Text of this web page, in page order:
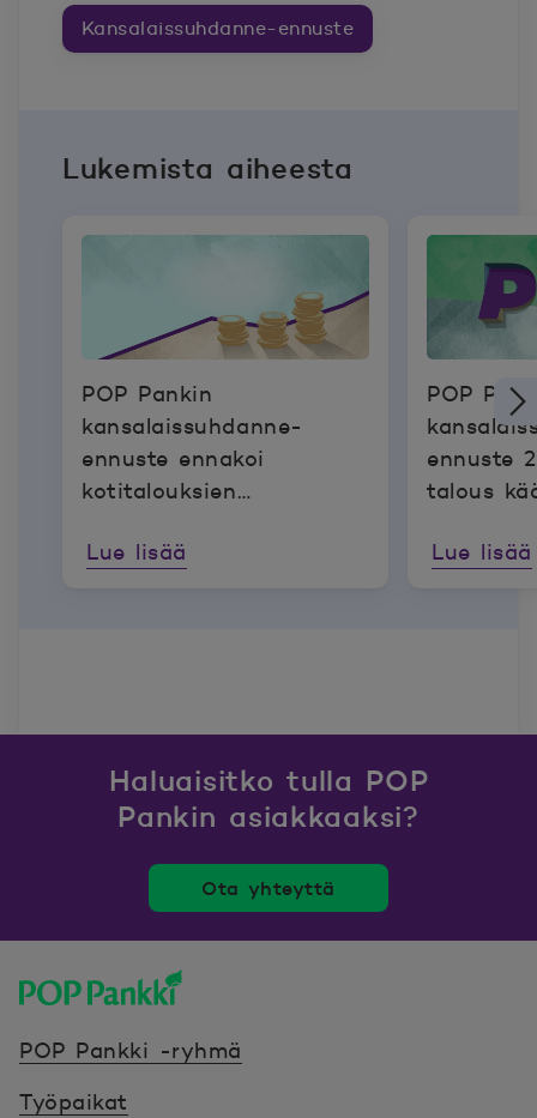
Kansalaissuhdanne-ennuste
Lukemista aiheesta
POP Pankin
kansalaissuhdanne-
ennuste ennakoi
kotitalouksien
kulutusmahdollisuuksien
Lue lisää
POP
ennuste
talous
Lue lisää
Haluaisitko tulla POP
Pankin asiakkaaksi?
Ota yhteyttä
POP Pankki -ryhmä
Työpaikat